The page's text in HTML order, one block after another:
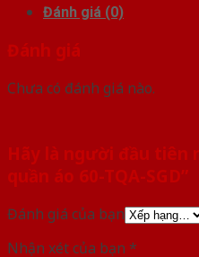
Đánh giá (0)
Đánh giá
Chưa có đánh giá nào.
Hãy là người đầu tiên
quần áo 60-TQA-SGD”
Đánh giá của bạn
Nhận xét của bạn *